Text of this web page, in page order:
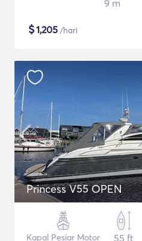
9 m
$1,205 /hari
Princess V55 OPEN
Kapal Pesiar Motor
55 ft